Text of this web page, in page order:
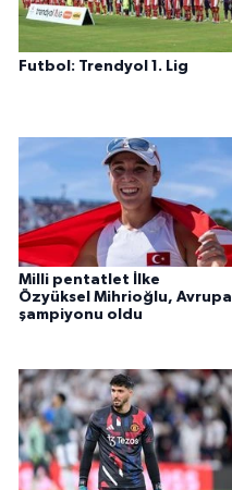
Futbol: Trendyol 1. Lig
Milli pentatlet İlke
Özyüksel Mihrioğlu, Avrupa
şampiyonu oldu